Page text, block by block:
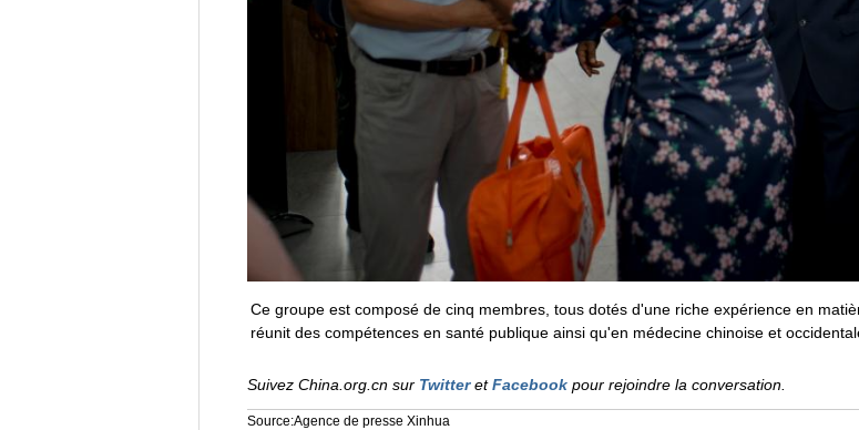
Ce groupe est composé de cinq membres, tous dotés d'une riche expérience en
réunit des compétences en santé publique ainsi qu'en médecine chinoise et
Suivez China.org.cn sur TwitteretFacebookpour rejoindre la conversation.
Source:Agence de presse Xinhua